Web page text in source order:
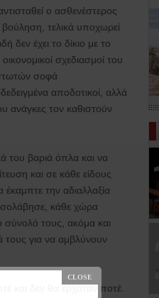
ο ασθενέστερος
βούληση, τελικά υποχωρεί
δεν έχει το δίκιο με το
σχεδιασμοί του
σοφά
αποδοτικοί, αλλά
ανάγκες τον καθιστούν
του βαριά όπλα και να
και σε κάθε είδους
την αδιαλλαξία
κάθε χώρα
σύνολό τους, ακόμα και
τους για να αμβλύνουν
και δεν θα ερχόταν ποτέ.